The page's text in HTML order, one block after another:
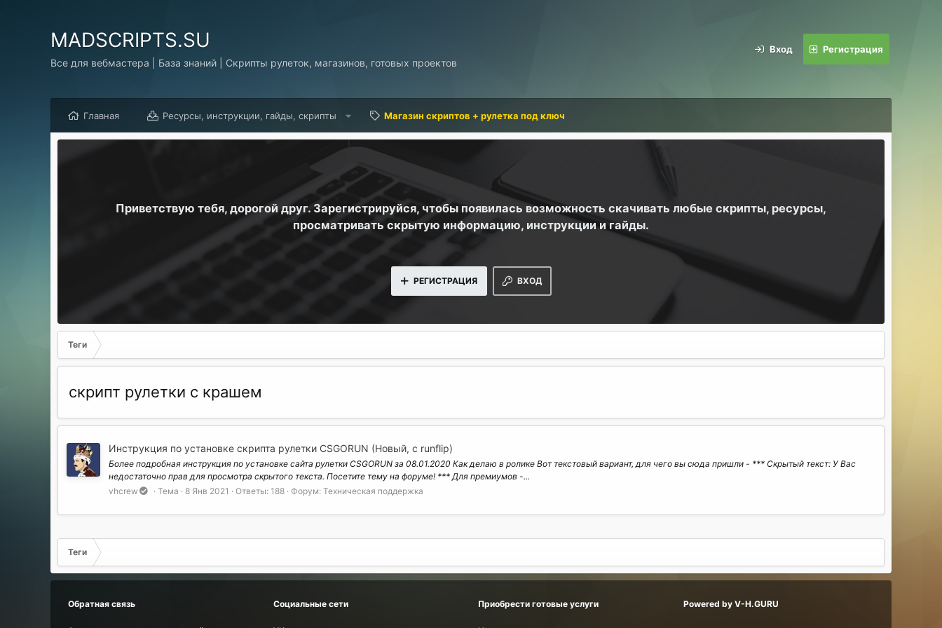
MADSCRIPTS.SU
Все для вебмастера | База знаний | Скрипты рулеток, магазинов, готовых проектов
Вход Регистрация
Главная Ресурсы, инструкции, гайды, скрипты Магазин скриптов + рулетка под ключ
Приветствую тебя, дорогой друг. Зарегистрируйся, чтобы появилась возможность скачивать любые скрипты, ресурсы,
просматривать скрытую информацию, инструкции и гайды.
ВХОД
РЕГИСТРАЦИЯ
Теги
скрипт рулетки с крашем
Инструкция по установке скрипта рулетки CSGORUN (Новый, с runflip)
Более подробная инструкция по установке сайта рулетки CSGORUN за 08.01.2020 Как делаю в ролике Вот текстовый вариант, для чего вы сюда пришли - *** Скрытый текст: У Вас
недостаточно прав для просмотра скрытого текста. Посетите тему на форуме! *** Для премиумов -...
vhcrew
Тема 8 Янв 2021 Ответы: 188 Форум: Техническая поддержка
Теги
Обратная связь Социальные сети Приобрести готовые услуги Powered by V-H.GURU